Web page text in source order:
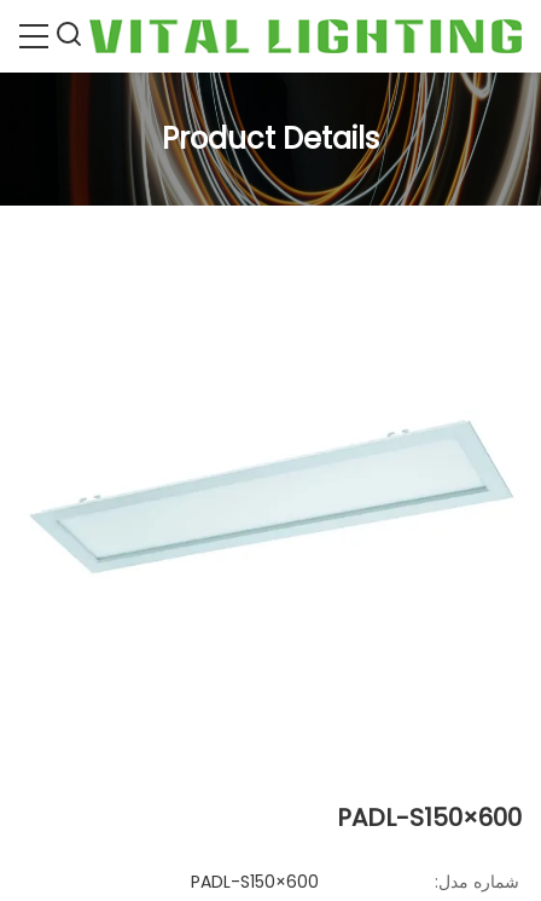
Product Details
PADL-S150×600
شماره مدل: PADL-S150×600